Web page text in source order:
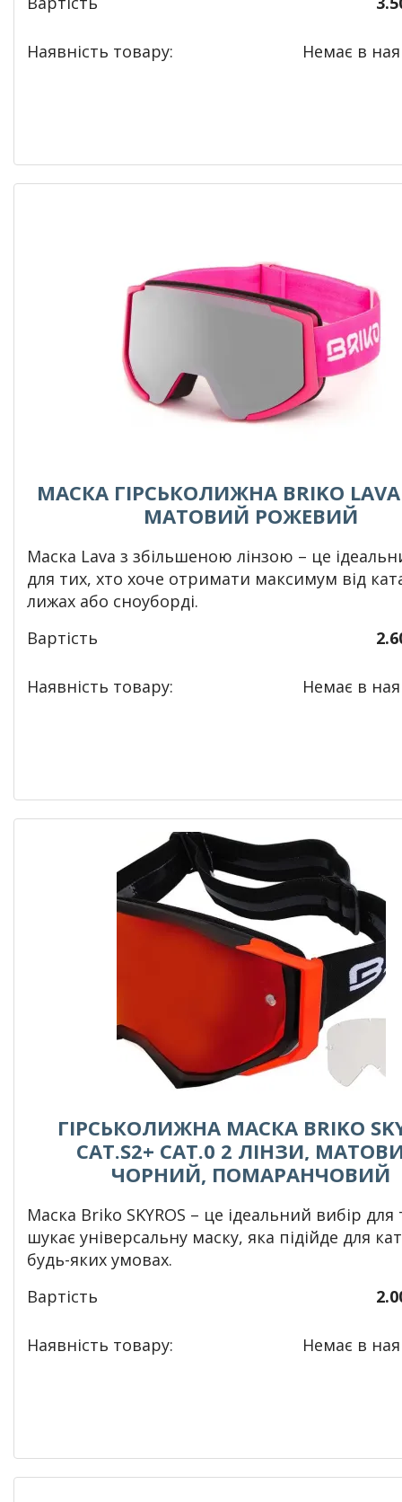
Наявність товару: Немає в
МАСКА ГІРСЬКОЛИЖНА BRIKO LAVA
МАТОВИЙ РОЖЕВИЙ
Маска Lava з збільшеною лінзою – це
для тих, хто хоче отримати максимум від
лижах або сноуборді.
Вартість
Наявність товару: Немає в
ГІРСЬКОЛИЖНА МАСКА BRIKO
CAT.S2+ CAT.0 2 ЛІНЗИ,
ЧОРНИЙ, ПОМАРАНЧОВИЙ
Маска Briko SKYROS – це ідеальний вибір для
шукає універсальну маску, яка підійде для
будь-яких умовах.
Вартість
Наявність товару: Немає в